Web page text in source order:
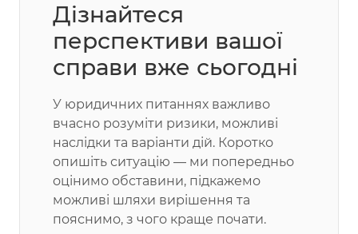
Дізнайтеся
перспективи вашої
справи вже сьогодні
У юридичних питаннях важливо
вчасно розуміти ризики, можливі
наслідки та варіанти дій. Коротко
опишіть ситуацію — ми попередньо
оцінимо обставини, підкажемо
можливі шляхи вирішення та
пояснимо, з чого краще почати.